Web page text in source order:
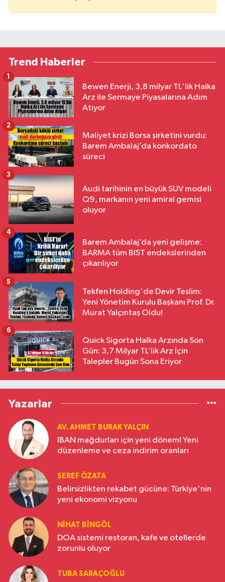
Trend Haberler
Bewen Enerji, 3,8 milyar TL'lik Halka
Arz ile Sermaye Piyasalarına Adım
Atıyor
1
Maliyet krizi Borsa şirketini vurdu:
Barem Ambalaj’da konkordato
süreci
2
Audi tarihinin en büyük SUV modeli
Q9, markanın yeni amiral gemisi
oluyor
3
Barem Ambalaj’da yeni gelişme:
BARMA tüm BIST endekslerinden
çıkarılıyor
4
Tekfen Holding'de Devir Teslim:
Yeni Yönetim Kurulu Başkanı Prof. Dr.
Murat Yalçıntaş Oldu!
5
Quick Sigorta Halka Arzında Son
Gün: 3,7 Milyar TL’lik Arz İçin
Talepler Bugün Sona Eriyor
6
Yazarlar
AV. AHMET BURAK YALÇIN
IBAN mağdurları için yeni dönem! Yeni
düzenleme ve ceza indirim oranları
ŞEREF ÖZATA
Belirsizlikten rekabet gücüne: Türkiye'nin
yeni ekonomi vizyonu
NIHAT BINGÖL
DOA sistemi restoran, kafe ve otellerde
zorunlu oluyor
TUBA SARAÇOĞLU